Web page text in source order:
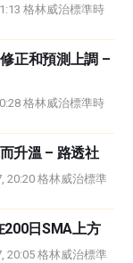
建議。格林威治標準時
正和預測上調 –
格林威治標準時
升溫 – 路透社
20:20 格林威治標準
日SMA上方
20:05 格林威治標準